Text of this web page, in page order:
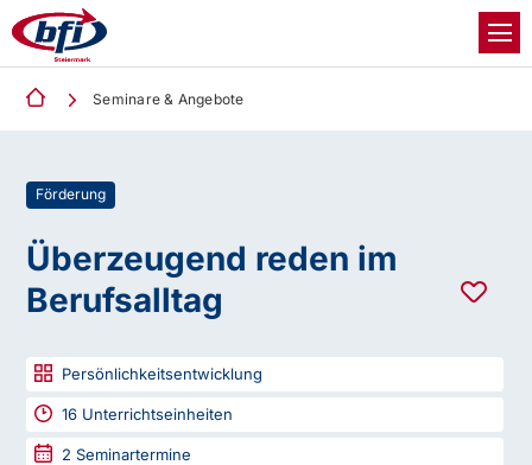
Seminare & Angebote
Förderung
Überzeugend reden im
Berufsalltag
Persönlichkeitsentwicklung
16 Unterrichtseinheiten
2 Seminartermine